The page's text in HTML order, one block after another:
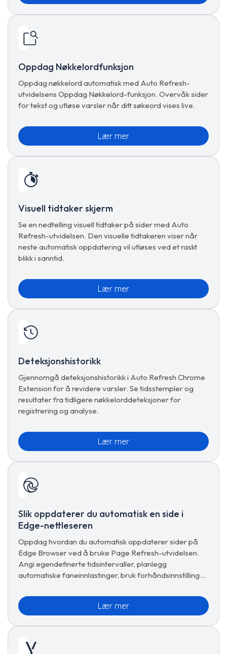
Oppdag Nøkkelordfunksjon
Oppdag nøkkelord automatisk med Auto Refresh-
utvidelsens Oppdag Nøkkelord-funksjon. Overvåk sider
for tekst og utløse varsler når ditt søkeord vises live.
Lær mer
Visuell tidtaker skjerm
Se en nedtelling visuell tidtaker på sider med Auto
Refresh-utvidelsen. Den visuelle tidtakeren viser når
neste automatisk oppdatering vil utløses ved et raskt
blikk i sanntid.
Lær mer
Deteksjonshistorikk
Gjennomgå deteksjonshistorikk i Auto Refresh Chrome
Extension for å revidere varsler. Se tidsstempler og
resultater fra tidligere nøkkelorddeteksjoner for
registrering og analyse.
Lær mer
Slik oppdaterer du automatisk en side i
Edge-nettleseren
Oppdag hvordan du automatisk oppdaterer sider på
Edge Browser ved å bruke Page Refresh-utvidelsen.
Angi egendefinerte tidsintervaller, planlegg
automatiske faneinnlastinger, bruk forhåndsinnstillinger
sømløs surfing.
Lær mer